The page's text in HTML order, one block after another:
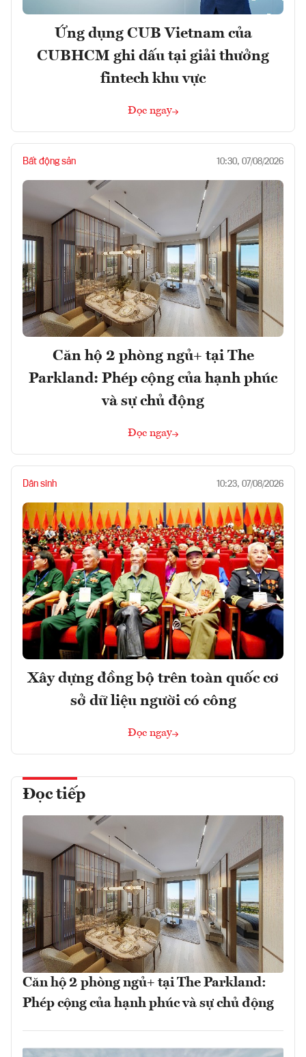
Ứng dụng CUB Vietnam của
CUBHCM ghi dấu tại giải thưởng
fintech khu vực
Đọc ngay
Bất động sản 10:30, 07/08/2026
Căn hộ 2 phòng ngủ+ tại The
Parkland: Phép cộng của hạnh phúc
và sự chủ động
Đọc ngay
Dân sinh 10:23, 07/08/2026
Xây dựng đồng bộ trên toàn quốc cơ
sở dữ liệu người có công
Đọc ngay
Đọc tiếp
Căn hộ 2 phòng ngủ+ tại The Parkland:
Phép cộng của hạnh phúc và sự chủ động